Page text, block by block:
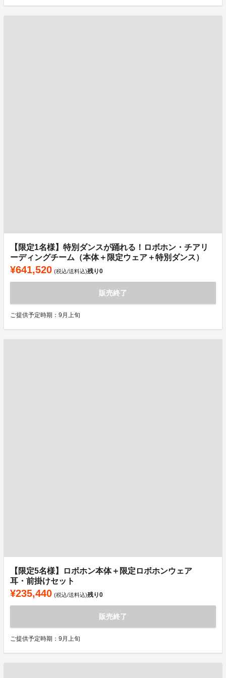
【限定1名様】特別ダンスが踊れる！ロボホン・チアリ
ーディングチーム（本体＋限定ウェア＋特別ダンス）
¥641,520 (税込/送料込)残り0
販売終了
ご提供予定時期：9月上旬
【限定5名様】ロボホン本体＋限定ロボホンウェア
耳・前掛けセット
¥235,440 (税込/送料込)残り0
販売終了
ご提供予定時期：9月上旬